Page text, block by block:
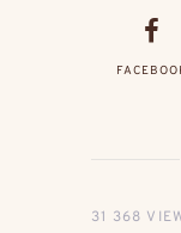
31 368